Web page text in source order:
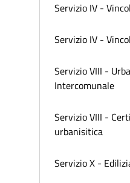
Servizio IV -
Servizio IV -
Servizio VIII -
Intercomunale
Servizio VIII -
urbanisitica
Servizio X -